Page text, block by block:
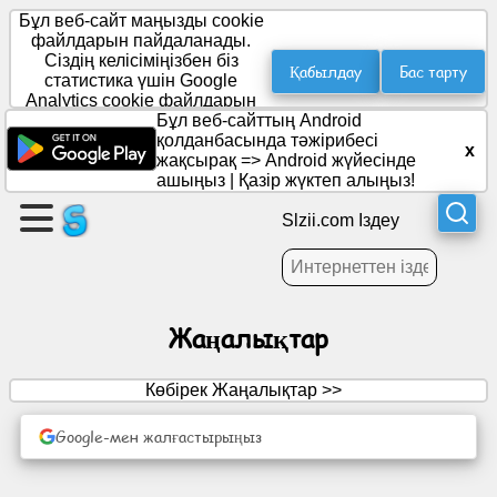
Бет
жасау
Топ
құру
Ойын-
сауық
Бұл веб-сайт маңызды cookie
файлдарын пайдаланады.
Сіздің келісіміңізбен біз
статистика үшін Google
Analytics cookie файлдарын
орналастырамыз.
Қабылдау Бас тарту
Бұл веб-сайттың Android
қолданбасында тәжірибесі
жақсырақ => Android жүйесінде
ашыңыз
Қазір жүктеп алыңыз!
x
Slzii.com Іздеу
Жаңалықтар
Көбірек Жаңалықтар >>
Google-мен жалғастырыңыз